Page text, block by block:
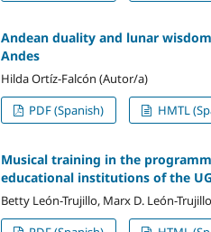
Andean duality and lunar
Andes
Hilda Ortíz-Falcón (Autor/a)
PDF (Spanish)
HMTL
Musical training in the
educational institutions of the
Betty León-Trujillo, Marx D. León-